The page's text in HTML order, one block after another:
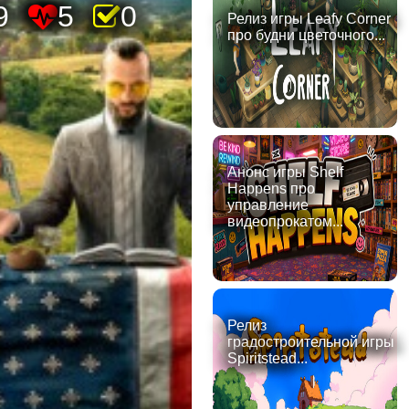
5 0
Релиз игры Leafy Corner
про будни цветочного...
Анонс игры Shelf
Happens про
управление
видеопрокатом...
Релиз
градостроительной игры
Spiritstead...